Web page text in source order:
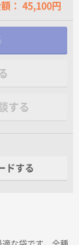
： 45,100円
する
ドする